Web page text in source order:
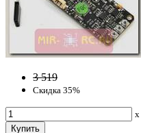
3 519
Скидка 35%
x